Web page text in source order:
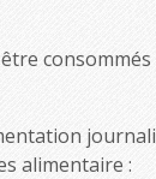
alimentaire :